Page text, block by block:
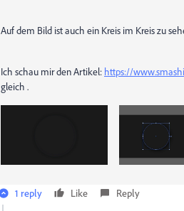
Auf dem Bild ist auch ein Kreis im Kreis zu
Ich schau mir den Artikel: https://
gleich .
1 reply Like Reply